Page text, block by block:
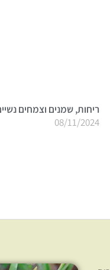
ריחות, שמנים וצמחים
08/11/2024